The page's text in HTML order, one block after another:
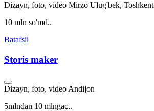
Dizayn, foto, video Mirzo Ulug'bek, Toshkent
10 mln so'md..
Batafsil
Storis maker
Dizayn, foto, video Andijon
5mlndan 10 mlngac..